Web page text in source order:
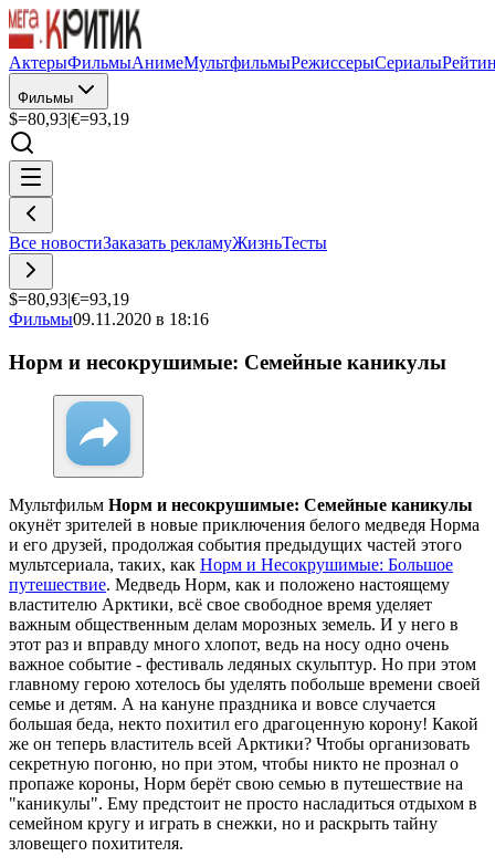
АктерыФильмыАнимеМультфильмыРежиссерыСериалы
Фильмы
$=80,93|€=93,19
Все новостиЗаказать рекламуЖизньТесты
$=80,93|€=93,19
Фильмы09.11.2020 в 18:16
Норм и несокрушимые: Семейные каникулы
Мультфильм Норм и несокрушимые: Семейные каникулы
окунёт зрителей в новые приключения белого медведя Норма
и его друзей, продолжая события предыдущих частей этого
мультсериала, таких, как Норм и Несокрушимые: Большое
путешествие. Медведь Норм, как и положено настоящему
властителю Арктики, всё свое свободное время уделяет
важным общественным делам морозных земель. И у него в
этот раз и вправду много хлопот, ведь на носу одно очень
важное событие - фестиваль ледяных скульптур. Но при этом
главному герою хотелось бы уделять побольше времени своей
семье и детям. А на кануне праздника и вовсе случается
большая беда, некто похитил его драгоценную корону! Какой
же он теперь властитель всей Арктики? Чтобы организовать
секретную погоню, но при этом, чтобы никто не прознал о
пропаже короны, Норм берёт свою семью в путешествие на
"каникулы". Ему предстоит не просто насладиться отдыхом в
семейном кругу и играть в снежки, но и раскрыть тайну
зловещего похитителя.